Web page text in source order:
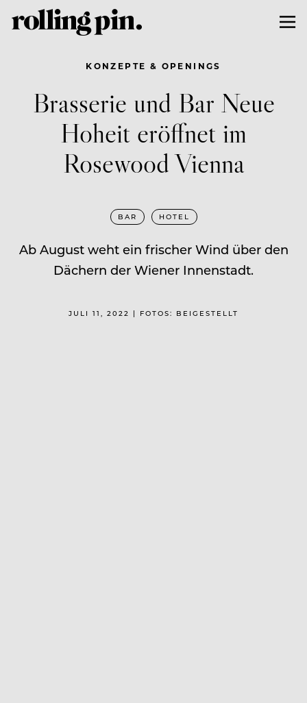
KONZEPTE & OPENINGS
Brasserie und Bar Neue
Hoheit eröffnet im
Rosewood Vienna
BAR HOTEL
Ab August weht ein frischer Wind über den
Dächern der Wiener Innenstadt.
JULI 11, 2022 | FOTOS: BEIGESTELLT